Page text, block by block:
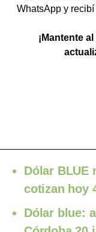
WhatsApp y
¡Mantente
Dólar BLUE
cotizan hoy
Dólar blue: